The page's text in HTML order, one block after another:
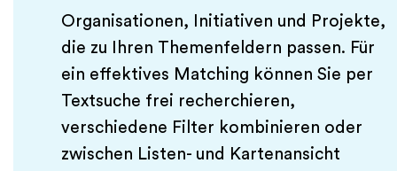
Organisationen, Initiativen und Projekte,
die zu Ihren Themenfeldern passen. Für
ein effektives Matching können Sie per
Textsuche frei recherchieren,
verschiedene Filter kombinieren oder
zwischen Listen- und Kartenansicht